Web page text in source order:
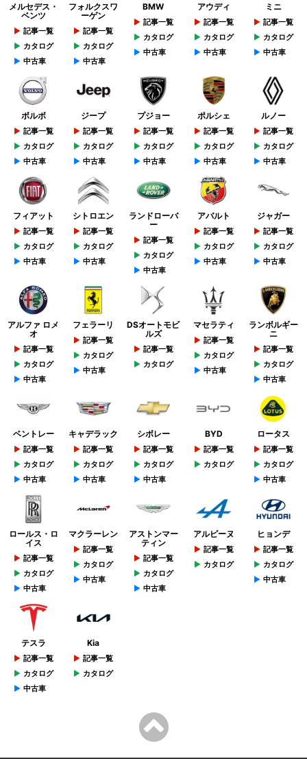
メルセデス・
ベンツ
記事一覧
カタログ
中古車
フォルクスワ
ーゲン
記事一覧
カタログ
中古車
BMW
記事一覧
カタログ
中古車
アウディ
記事一覧
カタログ
中古車
ミニ
記事一覧
カタログ
中古車
ボルボ
記事一覧
カタログ
中古車
ジープ
記事一覧
カタログ
中古車
プジョー
記事一覧
カタログ
中古車
ポルシェ
記事一覧
カタログ
中古車
ルノー
記事一覧
カタログ
中古車
フィアット
記事一覧
カタログ
中古車
シトロエン
記事一覧
カタログ
中古車
ランドローバ
ー
記事一覧
カタログ
中古車
アバルト
記事一覧
カタログ
中古車
ジャガー
記事一覧
カタログ
中古車
アルファ ロメ
オ
記事一覧
カタログ
中古車
フェラーリ
記事一覧
カタログ
中古車
DSオートモビ
ルズ
記事一覧
カタログ
マセラティ
記事一覧
カタログ
中古車
ランボルギー
ニ
記事一覧
カタログ
中古車
ベントレー
記事一覧
カタログ
中古車
キャデラック
記事一覧
カタログ
中古車
シボレー
記事一覧
カタログ
中古車
BYD
記事一覧
カタログ
ロータス
記事一覧
カタログ
中古車
ロールス・ロ
イス
記事一覧
カタログ
中古車
マクラーレン
記事一覧
カタログ
中古車
アストンマー
ティン
記事一覧
カタログ
中古車
アルピーヌ
記事一覧
カタログ
ヒョンデ
記事一覧
カタログ
中古車
テスラ
記事一覧
カタログ
中古車
Kia
記事一覧
カタログ